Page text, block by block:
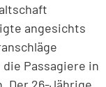
angesichts
Passagiere in